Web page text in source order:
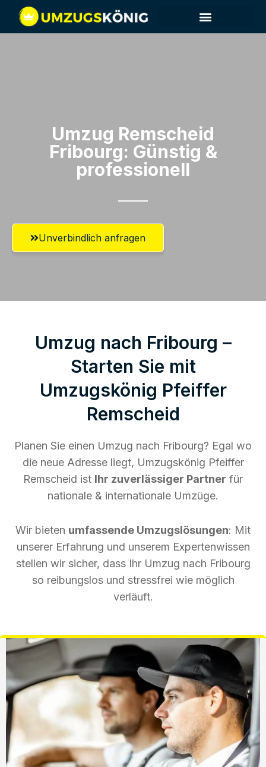
Umzug Remscheid​
Fribourg: Günstig &
professionell​
Unverbindlich anfragen
Umzug nach Fribourg –
Starten Sie mit
Umzugskönig Pfeiffer
Remscheid
Planen Sie einen Umzug nach Fribourg? Egal wo
die neue Adresse liegt, Umzugskönig Pfeiffer
Remscheid ist Ihr zuverlässiger Partner für
nationale & internationale Umzüge.
Wir bieten umfassende Umzugslösungen: Mit
unserer Erfahrung und unserem Expertenwissen
stellen wir sicher, dass Ihr Umzug nach Fribourg
so reibungslos und stressfrei wie möglich
verläuft.